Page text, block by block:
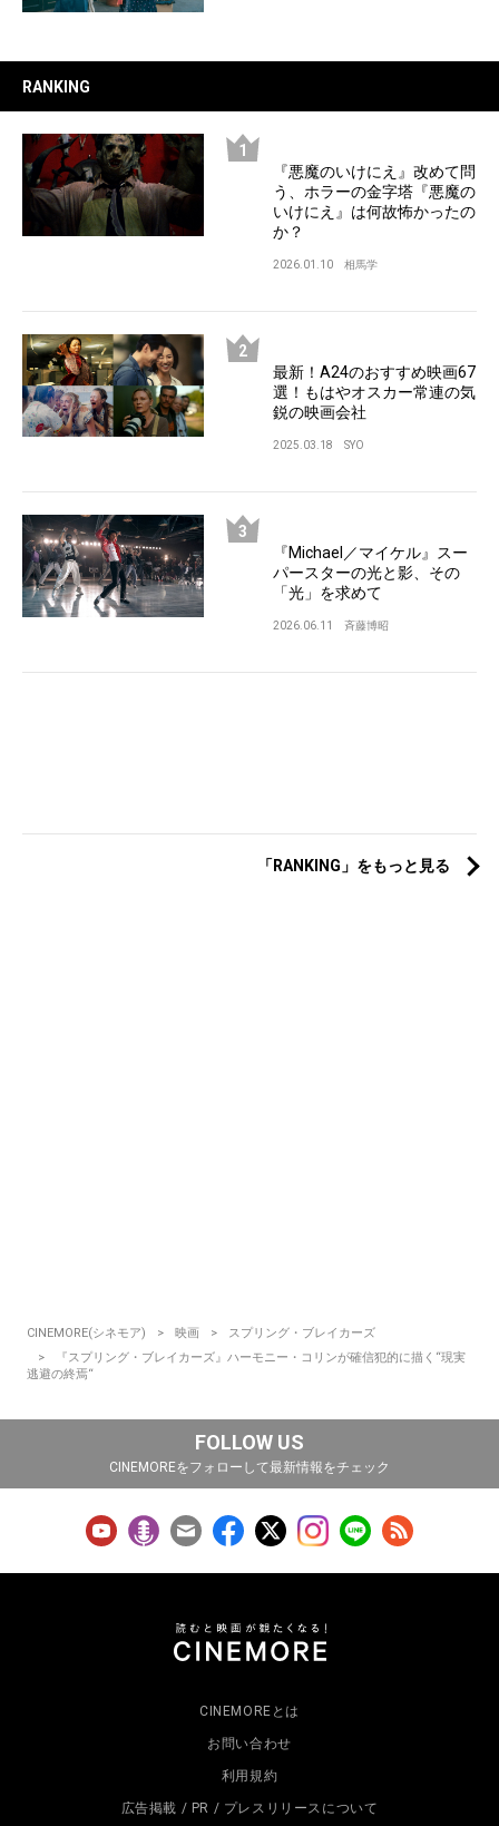
RANKING
『悪魔のいけにえ』改めて問
う、ホラーの金字塔『悪魔の
いけにえ』は何故怖かったの
か？
2026.01.10 相馬学
最新！A24のおすすめ映画67
選！もはやオスカー常連の気
鋭の映画会社
2025.03.18 SYO
『Michael／マイケル』スー
パースターの光と影、その
「光」を求めて
2026.06.11 斉藤博昭
「RANKING」をもっと見る
CINEMORE(シネモア) 映画
スプリング・ブレイカーズ
『スプリング・ブレイカーズ』ハーモニー・コリンが確信犯的に描く“現実
逃避の終焉“
FOLLOW US
CINEMOREをフォローして最新情報をチェック
CINEMOREとは
お問い合わせ
利用規約
広告掲載 / PR / プレスリリースについて